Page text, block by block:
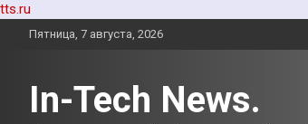
tts.ru
ПерейтиПятница, 7 августа, 2026
In-Tech News.